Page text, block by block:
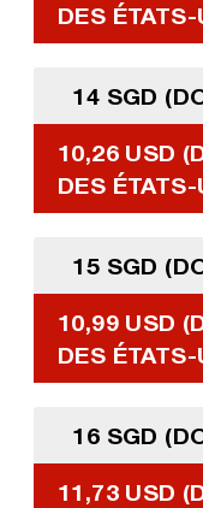
DES ÉTATS-
14 SGD
10,26 USD
DES ÉTATS-
15 SGD
10,99 USD
DES ÉTATS-
16 SGD
11,73 USD